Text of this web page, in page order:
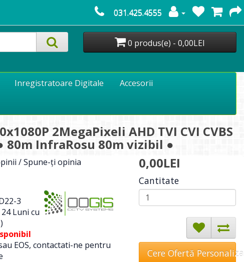
031.425.4555
0 produs(e) - 0,00LEI
Inregistratoare Digitale
Accesorii
2MegaPixeli AHD TVI CVI CVBS
80m InfraRosu 80m vizibil ●
/Spune-ţi opinia
3
24 Luni cu
EOS, contactati-ne pentru
0,00LEI
Cantitate
Cere Ofertă